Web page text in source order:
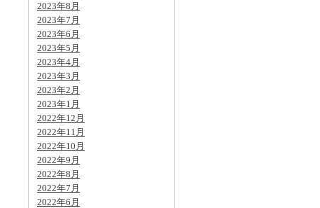
2023年8月
2023年7月
2023年6月
2023年5月
2023年4月
2023年3月
2023年2月
2023年1月
2022年12月
2022年11月
2022年10月
2022年9月
2022年8月
2022年7月
2022年6月